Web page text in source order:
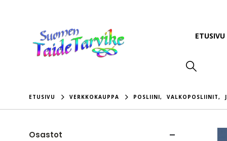
ETUSIVU
ETUSIVU VERKKOKAUPPA POSLIINI, VALKOPOSLIINIT,
Osastot